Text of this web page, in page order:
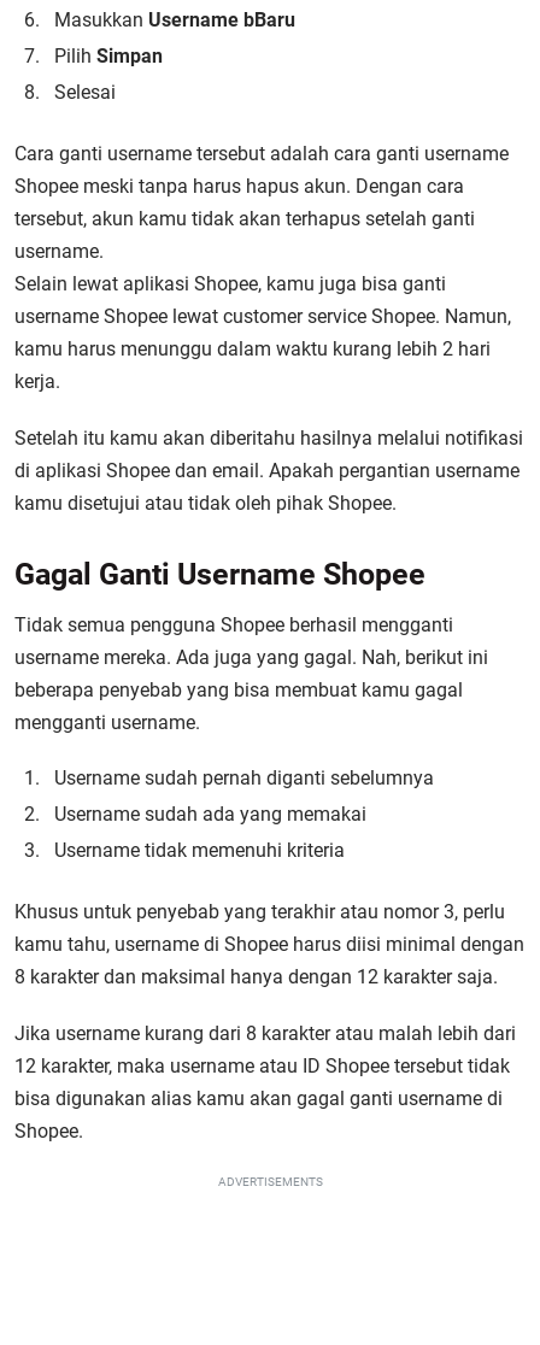
Masukkan Username bBaru
Pilih Simpan
Selesai
Cara ganti username tersebut adalah cara ganti username
Shopee meski tanpa harus hapus akun. Dengan cara
tersebut, akun kamu tidak akan terhapus setelah ganti
username.
Selain lewat aplikasi Shopee, kamu juga bisa ganti
username Shopee lewat customer service Shopee. Namun,
kamu harus menunggu dalam waktu kurang lebih 2 hari
kerja.
Setelah itu kamu akan diberitahu hasilnya melalui notifikasi
di aplikasi Shopee dan email. Apakah pergantian username
kamu disetujui atau tidak oleh pihak Shopee.
Gagal Ganti Username Shopee
Tidak semua pengguna Shopee berhasil mengganti
username mereka. Ada juga yang gagal. Nah, berikut ini
beberapa penyebab yang bisa membuat kamu gagal
mengganti username.
Username sudah pernah diganti sebelumnya
Username sudah ada yang memakai
Username tidak memenuhi kriteria
Khusus untuk penyebab yang terakhir atau nomor 3, perlu
kamu tahu, username di Shopee harus diisi minimal dengan
8 karakter dan maksimal hanya dengan 12 karakter saja.
Jika username kurang dari 8 karakter atau malah lebih dari
12 karakter, maka username atau ID Shopee tersebut tidak
bisa digunakan alias kamu akan gagal ganti username di
Shopee.
ADVERTISEMENTS